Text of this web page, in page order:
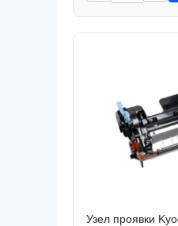
Узел проявки